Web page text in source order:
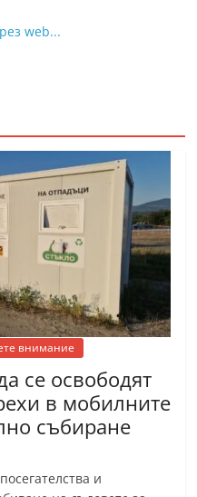
web...
внимание
се освободят
в мобилните
събиране
и